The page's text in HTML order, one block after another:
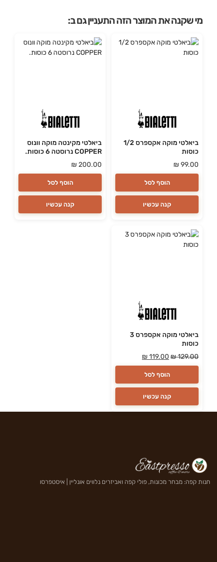
מי שקנה את המוצר הזה התעניין גם ב:
ביאלטי מוקה אקספרס 1/2
כוסות
₪ 99.00
הוסף לסל
קנה עכשיו
ביאלטי מקינטה מוקה וונוס
COPPER נרוסטה 6 כוסות.
₪ 200.00
הוסף לסל
קנה עכשיו
ביאלטי מוקה אקספרס 3
כוסות
₪129.00
₪ 119.00
הוסף לסל
קנה עכשיו
חנות קפה: מבחר מכונות, פולי קפה ואביזרים נלווים אונליין | איסטפרסו